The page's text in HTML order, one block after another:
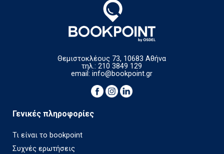
Θεμιστοκλέους 73, 10683 Αθήνα
τηλ.: 210 3849 129
email:info@bookpoint.gr
Γενικές πληροφορίες
Τι είναι το bookpoint
Συχνές ερωτήσεις